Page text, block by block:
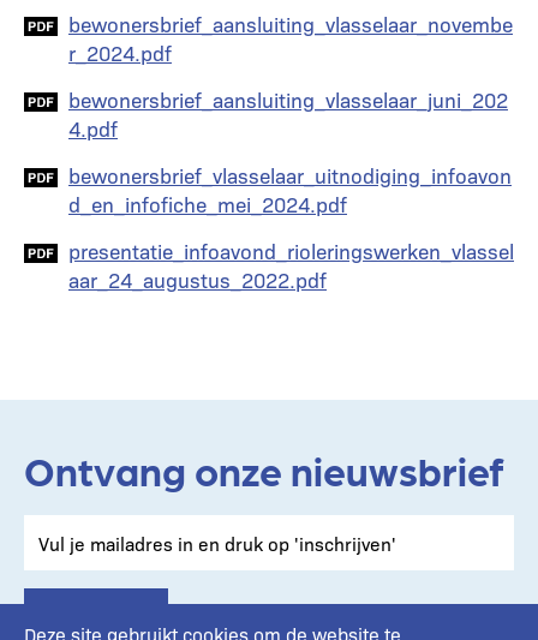
Documentbewonersbrief_aansluiting_vlasselaar_novembe
r_2024.pdf
Documentbewonersbrief_aansluiting_vlasselaar_juni_202
4.pdf
Documentbewonersbrief_vlasselaar_uitnodiging_infoavon
d_en_infofiche_mei_2024.pdf
Documentpresentatie_infoavond_rioleringswerken_vlassel
aar_24_augustus_2022.pdf
Ontvang onze nieuwsbrief
Deze site gebruikt cookies om de website te